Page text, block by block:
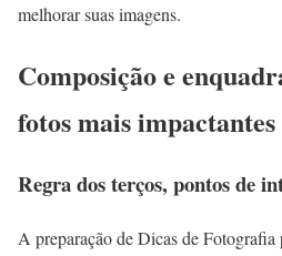
melhorar suas imagens.
Composição e
fotos mais impactantes
Regra dos terços, pontos de
A preparação de Dicas de Fotografia